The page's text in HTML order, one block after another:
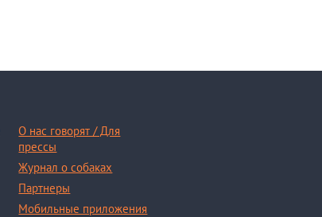
О нас говорят / Для
прессы
Журнал о собаках
Партнеры
Мобильные приложения